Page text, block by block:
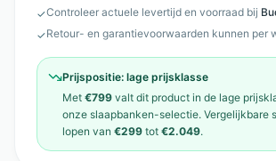
✓Controleer actuele levertijd en voorraad bij
✓Retour- en garantievoorwaarden kunnen per
Prijspositie: lage prijsklasse
Met €799 valt dit product in de lage
onze slaapbanken-selectie. Vergelijkbare
lopen van €299 tot €2.049.